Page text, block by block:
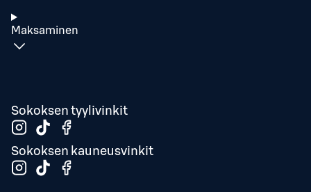
Maksaminen
Sokoksen tyylivinkit
Sokoksen kauneusvinkit